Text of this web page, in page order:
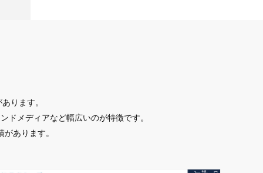
ります。
ドメディアなど幅広いのが特徴です。
あります。